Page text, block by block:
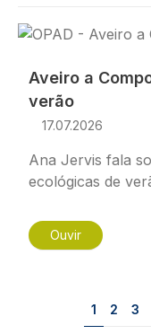
Imagem
Aveiro a
verão
17.07.2026
Ana Jervis fala
ecológicas de
Ouvir
Página
1 Página
2 3